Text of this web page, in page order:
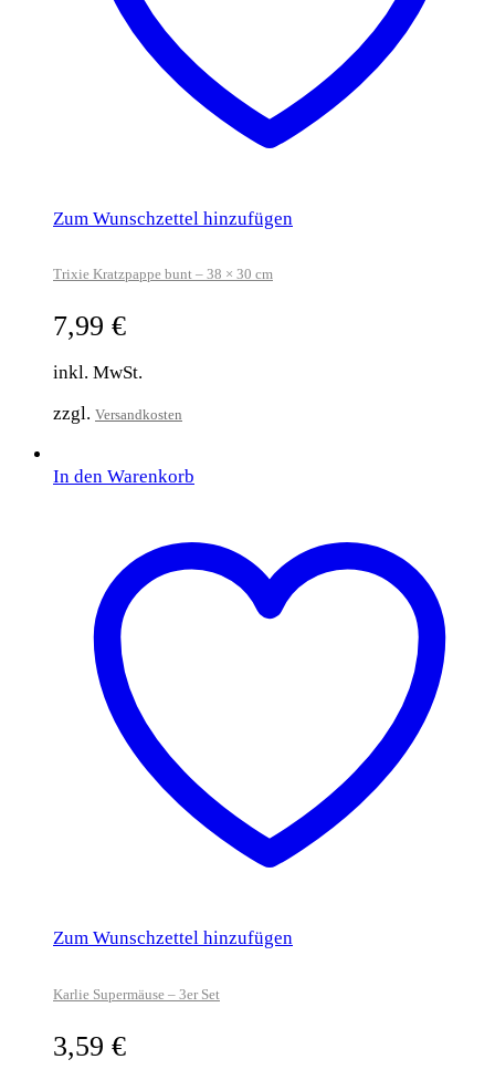
Zum Wunschzettel hinzufügen
Trixie Kratzpappe bunt – 38 × 30 cm
7,99 €
inkl. MwSt.
zzgl. Versandkosten
In den Warenkorb
Zum Wunschzettel hinzufügen
Karlie Supermäuse – 3er Set
3,59 €